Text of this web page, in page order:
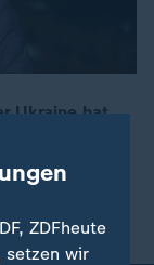
Ukraine hat
Anne
ZDFheute
setzen wir